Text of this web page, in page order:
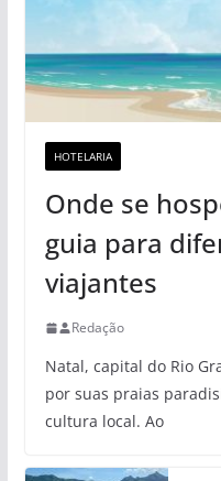
HOTELARIA
Onde se
guia para
viajantes
Redação
Natal, capital do Rio
por suas praias
cultura local. Ao